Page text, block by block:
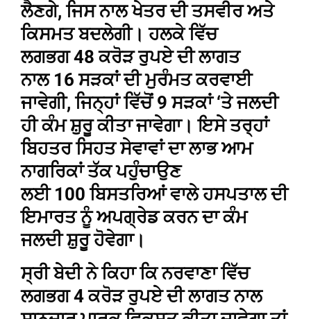
ਲੈਣਗੇ, ਜਿਸ ਨਾਲ ਖੇਤਰ ਦੀ ਤਸਵੀਰ ਅਤੇ
ਕਿਸਮਤ ਬਦਲੇਗੀ। ਹਲਕੇ ਵਿੱਚ
ਲਗਭਗ 48 ਕਰੋੜ ਰੁਪਏ ਦੀ ਲਾਗਤ
ਨਾਲ 16 ਸੜਕਾਂ ਦੀ ਮੁਰੰਮਤ ਕਰਵਾਈ
ਜਾਵੇਗੀ, ਜਿਨ੍ਹਾਂ ਵਿੱਚੋਂ 9 ਸੜਕਾਂ ‘ਤੇ ਜਲਦੀ
ਹੀ ਕੰਮ ਸ਼ੁਰੂ ਕੀਤਾ ਜਾਵੇਗਾ। ਇਸੇ ਤਰ੍ਹਾਂ
ਬਿਹਤਰ ਸਿਹਤ ਸੇਵਾਵਾਂ ਦਾ ਲਾਭ ਆਮ
ਨਾਗਰਿਕਾਂ ਤੱਕ ਪਹੁੰਚਾਉਣ
ਲਈ 100 ਬਿਸਤਰਿਆਂ ਵਾਲੇ ਹਸਪਤਾਲ ਦੀ
ਇਮਾਰਤ ਨੂੰ ਅਪਗ੍ਰੇਡ ਕਰਨ ਦਾ ਕੰਮ
ਜਲਦੀ ਸ਼ੁਰੂ ਹੋਵੇਗਾ।
ਸ੍ਰੀ ਬੇਦੀ ਨੇ ਕਿਹਾ ਕਿ ਨਰਵਾਣਾ ਵਿੱਚ
ਲਗਭਗ 4 ਕਰੋੜ ਰੁਪਏ ਦੀ ਲਾਗਤ ਨਾਲ